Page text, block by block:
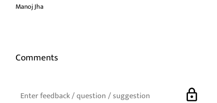
Manoj Jha
Comments
lock